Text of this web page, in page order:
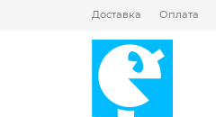
Доставка Оплата